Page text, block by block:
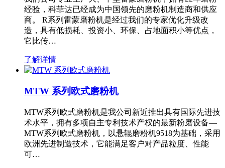
经验，科菲达已经成为中国领先的磨粉机制造商和供应
商。 R系列雷蒙磨粉机是经过我们的专家优化升级改
造，具有低损耗、投资小、环保、占地面积小等优点，
它比传…
了解详情
MTW 系列欧式磨粉机
MTW系列欧式磨粉机是我公司新近推出具有国际先进技
术水平，拥有多项自主专利技术产权的最新粉磨设备—
MTW系列欧式磨粉机，以悬辊磨粉机9518为基础，采用
欧洲先进制造技术，它能满足客户对产品粒度、性能
可…